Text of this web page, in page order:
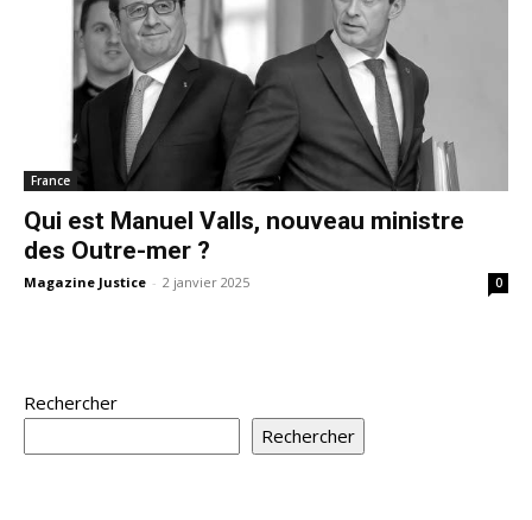
France
Qui est Manuel Valls, nouveau ministre
des Outre-mer ?
Magazine Justice - 2 janvier 2025 0
Rechercher
Rechercher